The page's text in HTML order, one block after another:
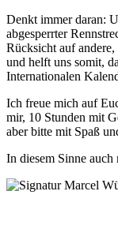
Denkt immer daran:
abgesperrter
Rücksicht auf
und helft uns somit,
Internationalen
Ich freue mich auf
mir, 10 Stunden mit
aber bitte mit Spaß
In diesem Sinne